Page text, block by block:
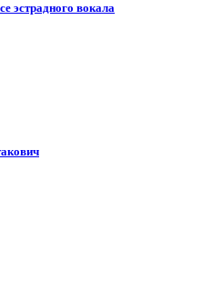
эстрадного вокала